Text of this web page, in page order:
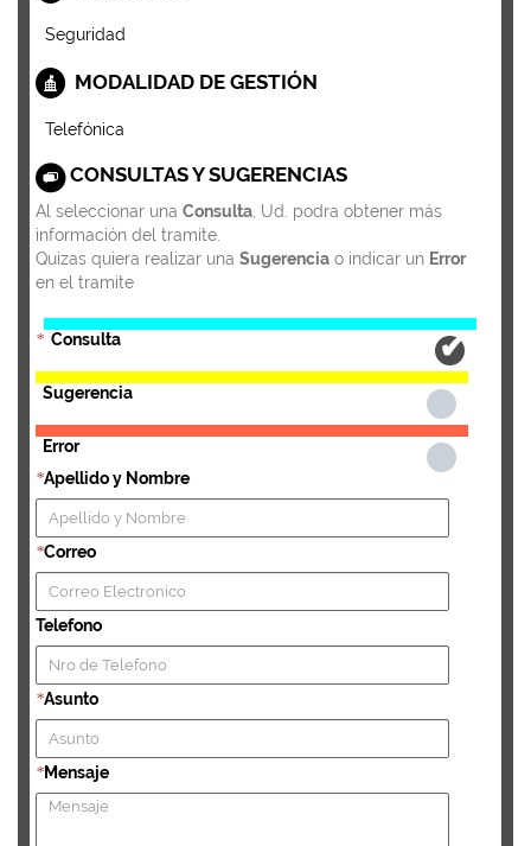
Seguridad
MODALIDAD DE GESTIÓN
Telefónica
CONSULTAS Y SUGERENCIAS
Al seleccionar una Consulta, Ud. podra obtener más
información del tramite.
Quizas quiera realizar una Sugerencia o indicar un Error
en el tramite
* Consulta
Sugerencia
Error
*Apellido y Nombre
*Correo
Telefono
*Asunto
* Mensaje